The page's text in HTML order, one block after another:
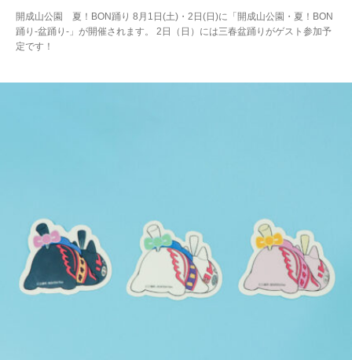
開成山公園 夏！BON踊り 8月1日(土)・2日(日)に「開成山公園・夏！BON
踊り-盆踊り-」が開催されます。 2日（日）には三春盆踊りがゲスト参加予
定です！